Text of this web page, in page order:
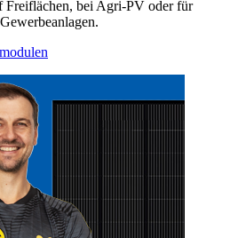
Freiflächen, bei Agri-PV oder für